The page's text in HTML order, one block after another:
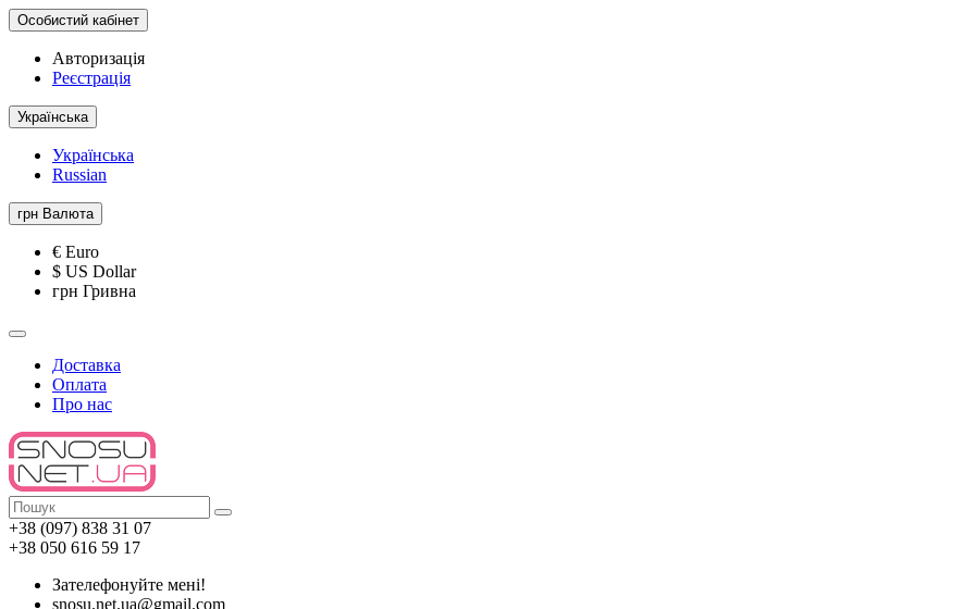
Особистий кабінет
Авторизація
Реєстрація
Українська
Українська
Russian
грн Валюта
€ Euro
$ US Dollar
грн Гривна
Доставка
Оплата
Про нас
+38 (097) 838 31 07
+38 050 616 59 17
Зателефонуйте мені!
snosu.net.ua@gmail.com